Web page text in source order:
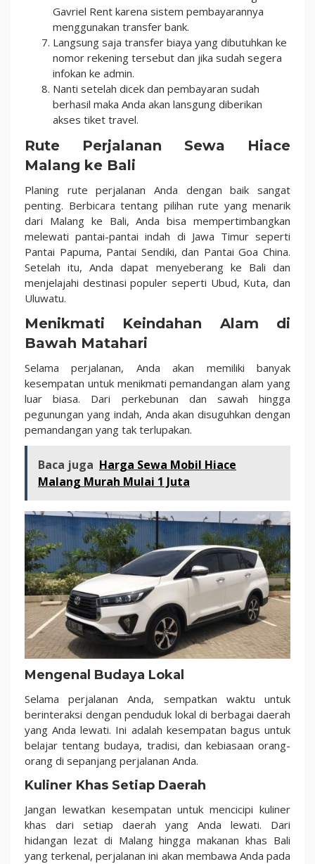
Gavriel Rent karena sistem pembayarannya
menggunakan transfer bank.
Langsung saja transfer biaya yang dibutuhkan ke
nomor rekening tersebut dan jika sudah segera
infokan ke admin.
Nanti setelah dicek dan pembayaran sudah
berhasil maka Anda akan lansgung diberikan
akses tiket travel.
Rute Perjalanan Sewa Hiace
Malang ke Bali
Planing rute perjalanan Anda dengan baik sangat
penting. Berbicara tentang pilihan rute yang menarik
dari Malang ke Bali, Anda bisa mempertimbangkan
melewati pantai-pantai indah di Jawa Timur seperti
Pantai Papuma, Pantai Sendiki, dan Pantai Goa China.
Setelah itu, Anda dapat menyeberang ke Bali dan
menjelajahi destinasi populer seperti Ubud, Kuta, dan
Uluwatu.
Menikmati Keindahan Alam di
Bawah Matahari
Selama perjalanan, Anda akan memiliki banyak
kesempatan untuk menikmati pemandangan alam yang
luar biasa. Dari perkebunan dan sawah hingga
pegunungan yang indah, Anda akan disuguhkan dengan
pemandangan yang tak terlupakan.
Baca juga Harga Sewa Mobil Hiace
Malang Murah Mulai 1 Juta
Mengenal Budaya Lokal
Selama perjalanan Anda, sempatkan waktu untuk
berinteraksi dengan penduduk lokal di berbagai daerah
yang Anda lewati. Ini adalah kesempatan bagus untuk
belajar tentang budaya, tradisi, dan kebiasaan orang-
orang di sepanjang perjalanan Anda.
Kuliner Khas Setiap Daerah
Jangan lewatkan kesempatan untuk mencicipi kuliner
khas dari setiap daerah yang Anda lewati. Dari
hidangan lezat di Malang hingga makanan khas Bali
yang terkenal, perjalanan ini akan membawa Anda pada